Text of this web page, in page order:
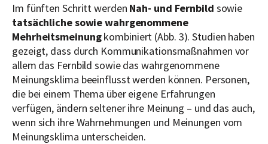
Im fünften Schritt werden Nah- und Fernbild sowie
tatsächliche sowie wahrgenommene
Mehrheitsmeinungkombiniert (Abb. 3). Studien haben
gezeigt, dass durch Kommunikationsmaßnahmen vor
allem das Fernbild sowie das wahrgenommene
Meinungsklima beeinflusst werden können. Personen,
die bei einem Thema über eigene Erfahrungen
verfügen, ändern seltener ihre Meinung – und das auch,
wenn sich ihre Wahrnehmungen und Meinungen vom
Meinungsklima unterscheiden.